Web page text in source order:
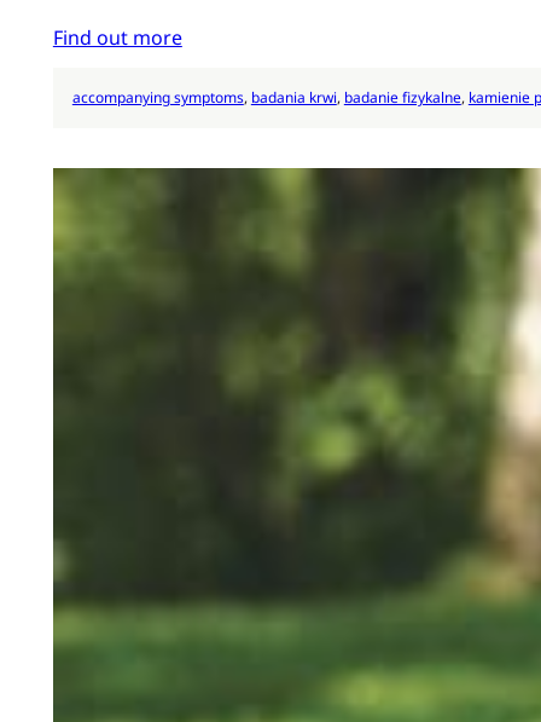
Find out more
accompanying symptoms, badania krwi, badanie fizykalne, kamienie